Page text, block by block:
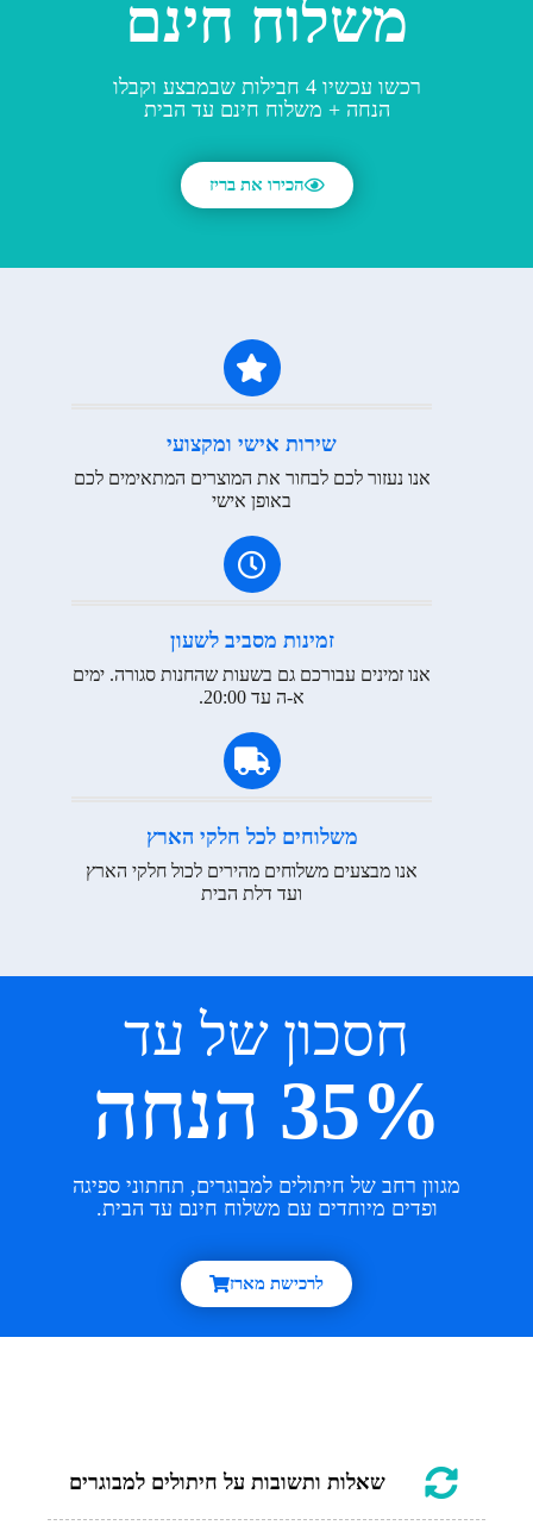
משלוח חינם
רכשו עכשיו 4 חבילות שבמבצע וקבלו
הנחה + משלוח חינם עד הבית
הכירו את בריז
שירות אישי ומקצועי
אנו נעזור לכם לבחור את המוצרים המתאימים לכם
באופן אישי
זמינות מסביב לשעון
אנו זמינים עבורכם גם בשעות שהחנות סגורה. ימים
א-ה עד 20:00.
משלוחים לכל חלקי הארץ
אנו מבצעים משלוחים מהירים לכול חלקי הארץ
ועד דלת הבית
חסכון של עד
35% הנחה
מגוון רחב של חיתולים למבוגרים, תחתוני ספיגה
ופדים מיוחדים עם משלוח חינם עד הבית.
לרכישת מארז
שאלות ותשובות על חיתולים למבוגרים